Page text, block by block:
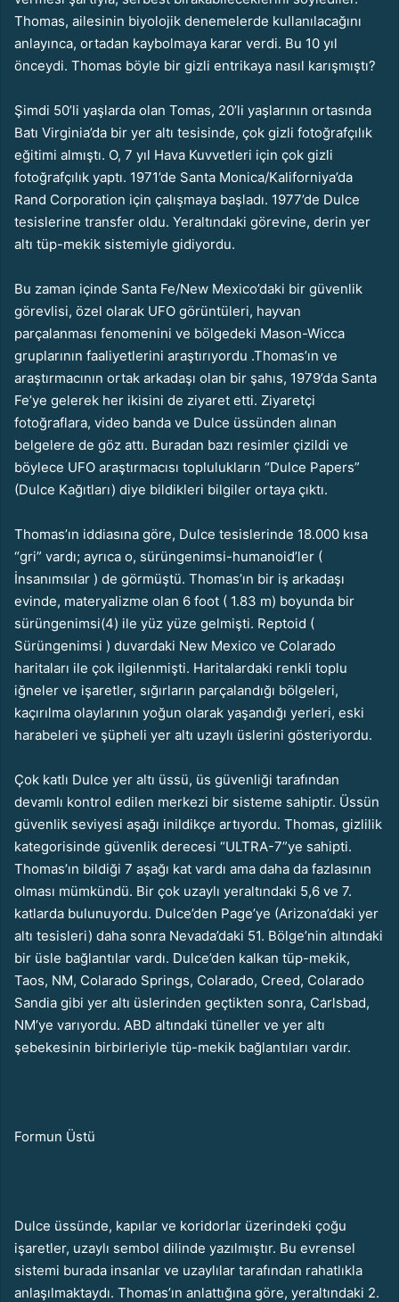
Thomas, ailesinin biyolojik denemelerde kullanılacağını
anlayınca, ortadan kaybolmaya karar verdi. Bu 10 yıl
önceydi. Thomas böyle bir gizli entrikaya nasıl karışmıştı?
Şimdi 50’li yaşlarda olan Tomas, 20’li yaşlarının ortasında
Batı Virginia’da bir yer altı tesisinde, çok gizli fotoğrafçılık
eğitimi almıştı. O, 7 yıl Hava Kuvvetleri için çok gizli
fotoğrafçılık yaptı. 1971’de Santa Monica/Kaliforniya’da
Rand Corporation için çalışmaya başladı. 1977’de Dulce
tesislerine transfer oldu. Yeraltındaki görevine, derin yer
altı tüp-mekik sistemiyle gidiyordu.
Bu zaman içinde Santa Fe/New Mexico’daki bir güvenlik
görevlisi, özel olarak UFO görüntüleri, hayvan
parçalanması fenomenini ve bölgedeki Mason-Wicca
gruplarının faaliyetlerini araştırıyordu .Thomas’ın ve
araştırmacının ortak arkadaşı olan bir şahıs, 1979’da Santa
Fe’ye gelerek her ikisini de ziyaret etti. Ziyaretçi
fotoğraflara, video banda ve Dulce üssünden alınan
belgelere de göz attı. Buradan bazı resimler çizildi ve
böylece UFO araştırmacısı toplulukların “Dulce Papers”
(Dulce Kağıtları) diye bildikleri bilgiler ortaya çıktı.
Thomas’ın iddiasına göre, Dulce tesislerinde 18.000 kısa
“gri” vardı; ayrıca o, sürüngenimsi-humanoid’ler (
İnsanımsılar ) de görmüştü. Thomas’ın bir iş arkadaşı
evinde, materyalizme olan 6 foot ( 1.83 m) boyunda bir
sürüngenimsi(4) ile yüz yüze gelmişti. Reptoid (
Sürüngenimsi ) duvardaki New Mexico ve Colarado
haritaları ile çok ilgilenmişti. Haritalardaki renkli toplu
iğneler ve işaretler, sığırların parçalandığı bölgeleri,
kaçırılma olaylarının yoğun olarak yaşandığı yerleri, eski
harabeleri ve şüpheli yer altı uzaylı üslerini gösteriyordu.
Çok katlı Dulce yer altı üssü, üs güvenliği tarafından
devamlı kontrol edilen merkezi bir sisteme sahiptir. Üssün
güvenlik seviyesi aşağı inildikçe artıyordu. Thomas, gizlilik
kategorisinde güvenlik derecesi “ULTRA-7”ye sahipti.
Thomas’ın bildiği 7 aşağı kat vardı ama daha da fazlasının
olması mümkündü. Bir çok uzaylı yeraltındaki 5,6 ve 7.
katlarda bulunuyordu. Dulce’den Page’ye (Arizona’daki yer
altı tesisleri) daha sonra Nevada’daki 51. Bölge’nin altındaki
bir üsle bağlantılar vardı. Dulce’den kalkan tüp-mekik,
Taos, NM, Colarado Springs, Colarado, Creed, Colarado
Sandia gibi yer altı üslerinden geçtikten sonra, Carlsbad,
NM’ye varıyordu. ABD altındaki tüneller ve yer altı
şebekesinin birbirleriyle tüp-mekik bağlantıları vardır.
Formun Üstü
Dulce üssünde, kapılar ve koridorlar üzerindeki çoğu
işaretler, uzaylı sembol dilinde yazılmıştır. Bu evrensel
sistemi burada insanlar ve uzaylılar tarafından rahatlıkla
anlaşılmaktaydı. Thomas’ın anlattığına göre, yeraltındaki 2.